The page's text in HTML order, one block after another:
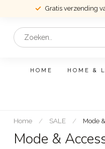
Gratis verzending
HOME HOME &
Home / SALE / Mode
Mode &